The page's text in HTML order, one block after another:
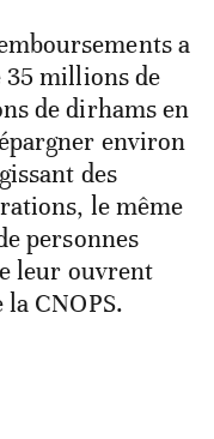
a
35 millions de
de dirhams en
environ
des
le même
personnes
leur ouvrent
CNOPS.